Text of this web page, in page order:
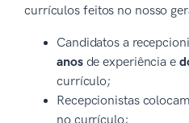
currículos feitos no nosso
Candidatos a
anos de experiência e
currículo;
Recepcionistas